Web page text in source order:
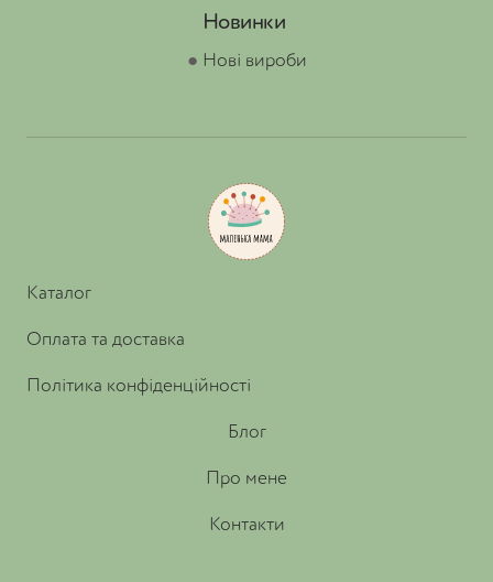
Новинки
● Нові вироби
Каталог
Оплата та доставка
Політика конфіденційності
Блог
Про мене
Контакти